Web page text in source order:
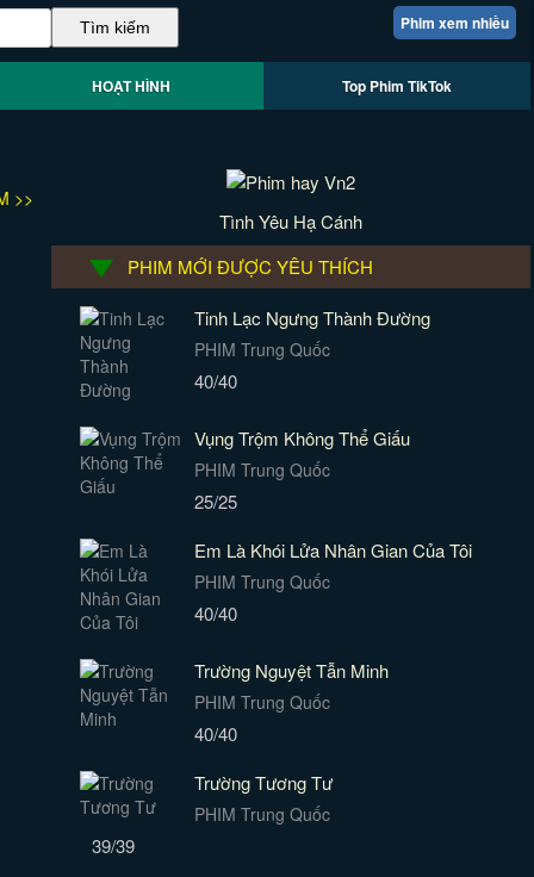
Phim xem nhiều
HOẠT HÌNH Top Phim TikTok
>>
Tình Yêu Hạ Cánh
PHIM MỚI ĐƯỢC YÊU THÍCH
Tinh Lạc Ngưng Thành Đường
PHIM Trung Quốc
40/40
Vụng Trộm Không Thể Giấu
PHIM Trung Quốc
25/25
Em Là Khói Lửa Nhân Gian Của Tôi
PHIM Trung Quốc
40/40
Trường Nguyệt Tẫn Minh
PHIM Trung Quốc
40/40
Trường Tương Tư
PHIM Trung Quốc
39/39